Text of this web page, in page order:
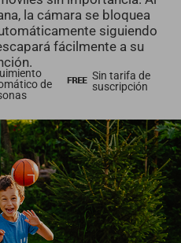
la cámara se bloquea
siguiendo
fácilmente a su
de
Sin tarifa de
suscripción